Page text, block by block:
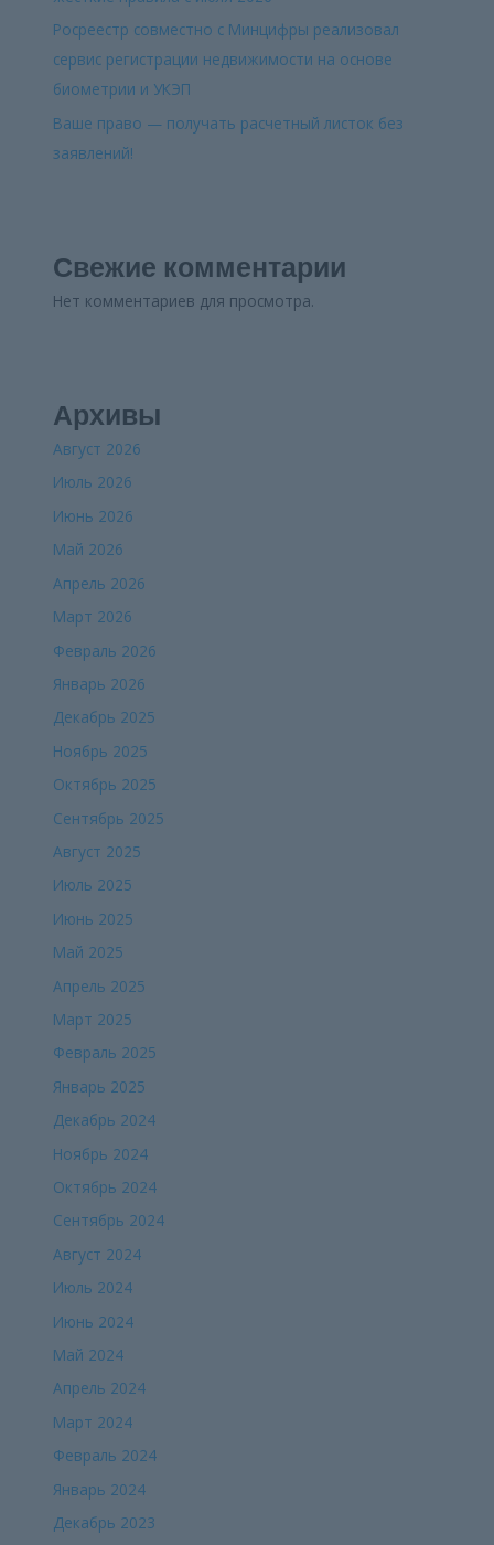
Росреестр совместно с Минцифры реализовал
сервис регистрации недвижимости на основе
биометрии и УКЭП
Ваше право — получать расчетный листок без
заявлений!
Свежие комментарии
Нет комментариев для просмотра.
Архивы
Август 2026
Июль 2026
Июнь 2026
Май 2026
Апрель 2026
Март 2026
Февраль 2026
Январь 2026
Декабрь 2025
Ноябрь 2025
Октябрь 2025
Сентябрь 2025
Август 2025
Июль 2025
Июнь 2025
Май 2025
Апрель 2025
Март 2025
Февраль 2025
Январь 2025
Декабрь 2024
Ноябрь 2024
Октябрь 2024
Сентябрь 2024
Август 2024
Июль 2024
Июнь 2024
Май 2024
Апрель 2024
Март 2024
Февраль 2024
Январь 2024
Декабрь 2023